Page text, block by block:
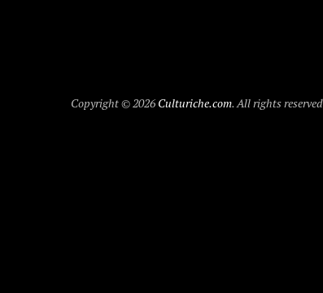
Copyright © 2026 Culturiche.com. All rights reserved